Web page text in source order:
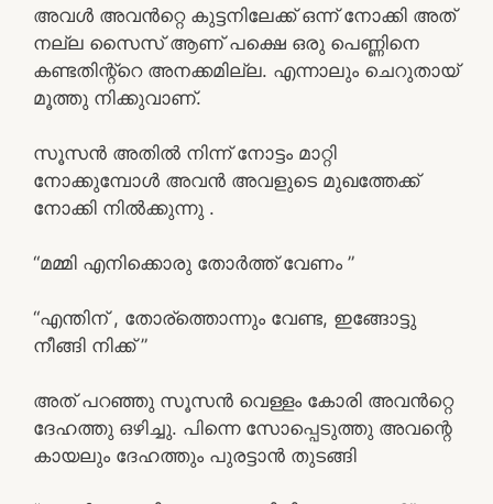
അവൾ അവൻറ്റെ കുട്ടനിലേക്ക് ഒന്ന് നോക്കി അത്
നല്ല സൈസ് ആണ് പക്ഷെ ഒരു പെണ്ണിനെ
കണ്ടതിന്റ്റെ അനക്കമില്ല. എന്നാലും ചെറുതായ്
മൂത്തു നിക്കുവാണ്.
സൂസൻ അതിൽ നിന്ന് നോട്ടം മാറ്റി
നോക്കുമ്പോൾ അവൻ അവളുടെ മുഖത്തേക്ക്
നോക്കി നിൽക്കുന്നു .
“മമ്മി എനിക്കൊരു തോർത്ത് വേണം ”
“എന്തിന് , തോര്ത്തൊന്നും വേണ്ട, ഇങ്ങോട്ടു
നീങ്ങി നിക്ക് ”
അത് പറഞ്ഞു സൂസൻ വെള്ളം കോരി അവൻറ്റെ
ദേഹത്തു ഒഴിച്ചു. പിന്നെ സോപ്പെടുത്തു അവന്റെ
കായലും ദേഹത്തും പുരട്ടാൻ തുടങ്ങി